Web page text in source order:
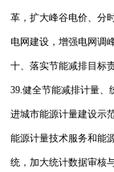
革，扩大峰谷电价、分
电网建设，增强电网调
十、落实节能减排目标
39.健全节能减排计量
进城市能源计量建设示
能源计量技术服务和能
统，加大统计数据审核